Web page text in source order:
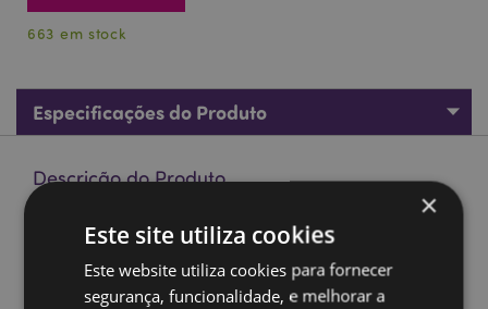
663 em stock
Especificações do Produto
Descrição do Produto
Caneca de Porcelana - Asterix Retratos
Material:Porcelana
Apto para alimentos:Sim
×
Este site utiliza cookies
Este website utiliza cookies para fornecer
segurança, funcionalidade, e melhorar a